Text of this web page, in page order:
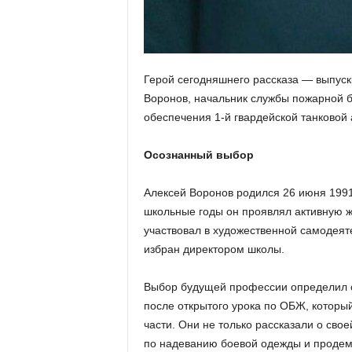
Герой сегодняшнего рассказа —
Воронов, начальник службы пожарной
обеспечения 1-й гвардейской танковой
Осознанный выбор
Алексей Воронов родился 26 июня
школьные годы он проявлял активную
участвовал в художественной
избран директором школы.
Выбор будущей профессии определил
после открытого урока по ОБЖ,
части. Они не только рассказали о
по надеванию боевой одежды и